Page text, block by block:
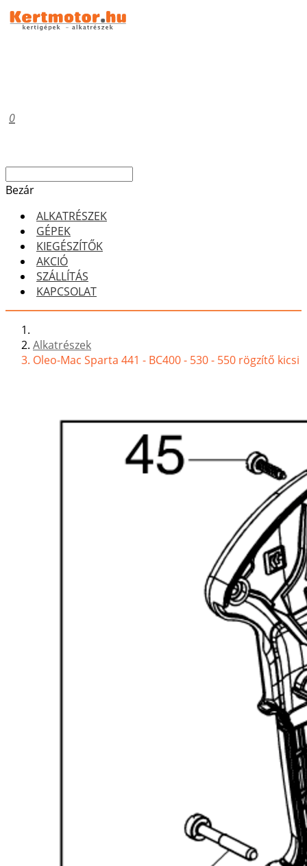
0
Bezár
ALKATRÉSZEK
GÉPEK
KIEGÉSZÍTŐK
AKCIÓ
SZÁLLÍTÁS
KAPCSOLAT
Alkatrészek
Oleo-Mac Sparta 441 - BC400 - 530 - 550 rögzítő kicsi